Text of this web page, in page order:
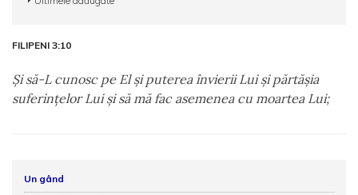
FILIPENI 3:10
Şi să-L cunosc pe El şi puterea învierii Lui şi părtăşia
suferinţelor Lui şi să mă fac asemenea cu moartea Lui;
Un gând